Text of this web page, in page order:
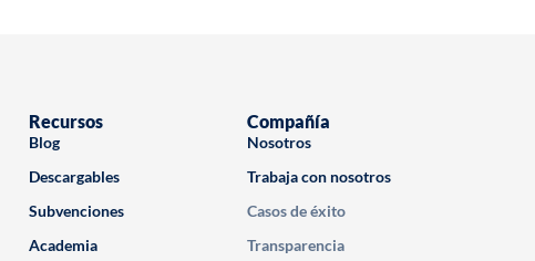
Recursos
Blog
Descargables
Subvenciones
Academia
Compañía
Nosotros
Trabaja con nosotros
Casos de éxito
Transparencia